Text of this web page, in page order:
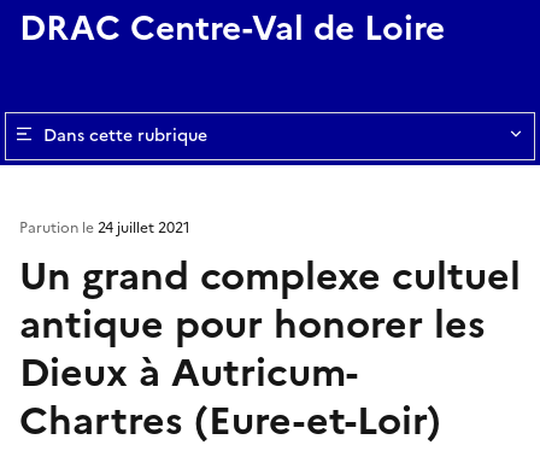
DRAC Centre-Val de Loire
Dans cette rubrique
Un grand complexe cultuel
antique pour honorer les
Dieux à Autricum-
Chartres (Eure-et-Loir)
Parution le24 juillet 2021